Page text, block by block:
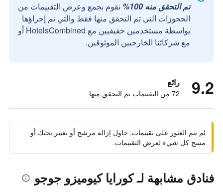
تم التحقق منه 100%
نقوم بجمع وعرض التقييمات من
الحجوزات التي تم التحقق منها فقط والتي تم إجراؤها
بواسطة مستخدمين حقيقيين مع HotelsCombined أو
مع شركائنا الخارجيين الموثوقين.
9.2 رائع
72 من التقييمات تم التحقق منها
لم يتم العثور على تقييمات. حاول إزالة مرشح أو تغيير بحثك أو
مسح كل شيء لعرض التقييمات.
فنادق مشابهة لـ كورايا كيوميزو جوجو